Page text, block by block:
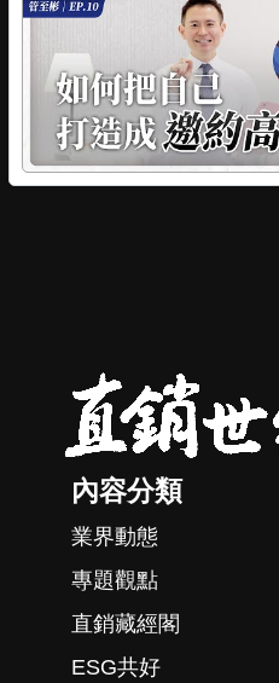
內容分類
業界動態
專題觀點
直銷藏經閣
ESG共好